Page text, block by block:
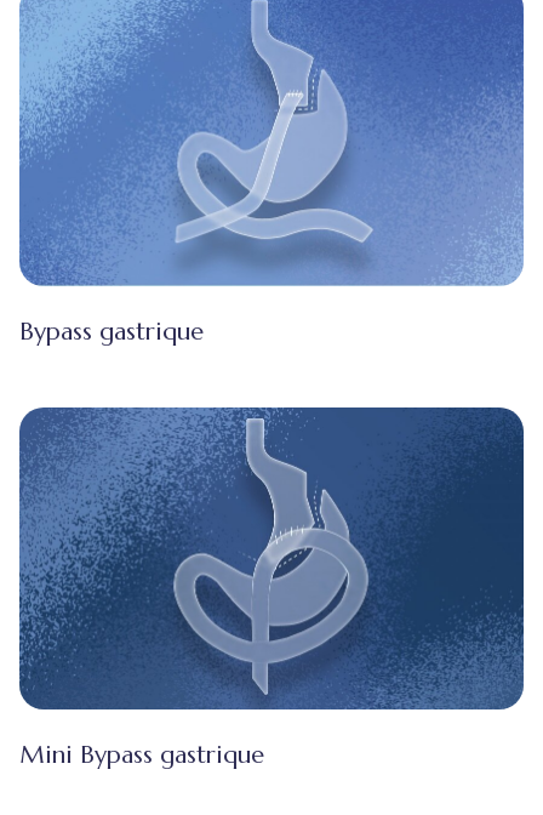
Bypass gastrique
Mini Bypass gastrique